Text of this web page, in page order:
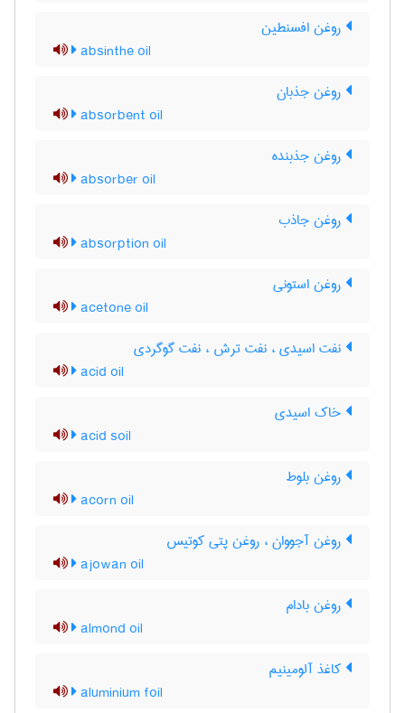
روغن افسنطین
absinthe oil
روغن جذبان
absorbent oil
روغن جذبنده
absorber oil
روغن جاذب
absorption oil
روغن استونی
acetone oil
نفت اسیدی ، نفت ترش ، نفت گوگردی
acid oil
خاک اسیدی
acid soil
روغن بلوط
acorn oil
روغن آجووان ، روغن پتی کوتیس
ajowan oil
روغن بادام
almond oil
کاغذ آلومینیم
aluminium foil